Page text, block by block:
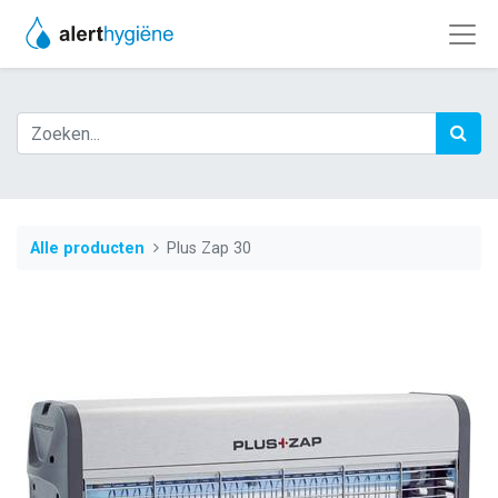
Alle producten Plus Zap 30